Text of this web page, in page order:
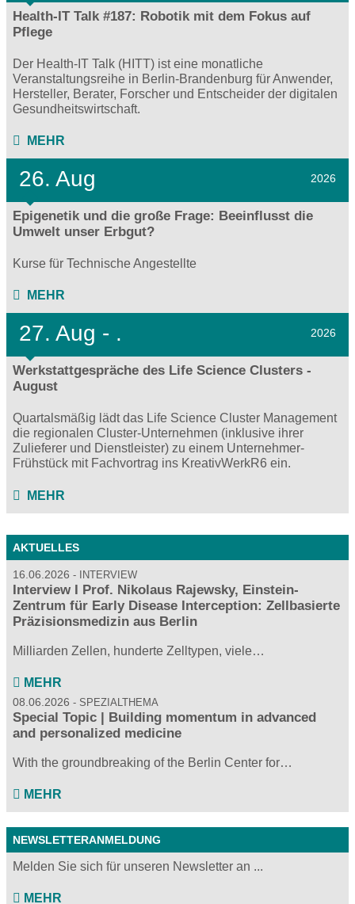
Health-IT Talk #187: Robotik mit dem Fokus auf
Pflege
Der Health-IT Talk (HITT) ist eine monatliche
Veranstaltungsreihe in Berlin-Brandenburg für Anwender,
Hersteller, Berater, Forscher und Entscheider der digitalen
Gesundheitswirtschaft.
MEHR
26. Aug 2026
Epigenetik und die große Frage: Beeinflusst die
Umwelt unser Erbgut?
Kurse für Technische Angestellte
MEHR
27. Aug - . 2026
Werkstattgespräche des Life Science Clusters -
August
Quartalsmäßig lädt das Life Science Cluster Management
die regionalen Cluster-Unternehmen (inklusive ihrer
Zulieferer und Dienstleister) zu einem Unternehmer-
Frühstück mit Fachvortrag ins KreativWerkR6 ein.
MEHR
AKTUELLES
16.06.2026 INTERVIEW
Interview I Prof. Nikolaus Rajewsky, Einstein-
Zentrum für Early Disease Interception: Zellbasierte
Präzisionsmedizin aus Berlin
Milliarden Zellen, hunderte Zelltypen, viele…
MEHR
08.06.2026 SPEZIALTHEMA
Special Topic | Building momentum in advanced
and personalized medicine
With the groundbreaking of the Berlin Center for…
MEHR
NEWSLETTERANMELDUNG
Melden Sie sich für unseren Newsletter an ...
MEHR